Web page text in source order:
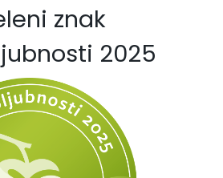
znak
2025